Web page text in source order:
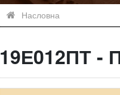
Насловна
19Е012ПТ -